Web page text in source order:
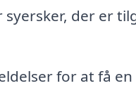
syersker, der er
for at få